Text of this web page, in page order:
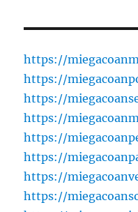
https://
https://
https://
https://
https://
https://
https://
https://